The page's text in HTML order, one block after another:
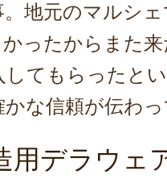
地元のマルシ
ったからまた
してもらったと
な信頼が伝わ
用デラウェ